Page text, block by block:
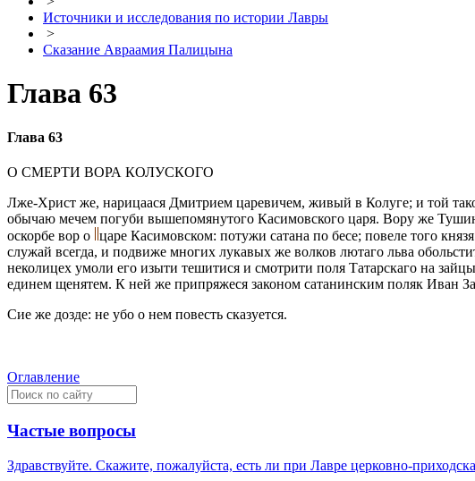
Источники и исследования по истории Лавры
>
Сказание Авраамия Палицына
Глава 63
Глава 63
О СМЕРТИ ВОРА КОЛУСКОГО
Лже-Христ же, нарицаася Дмитрием царевичем, живый в Колугe; и той
обычаю мечем погуби вышепомянутого Касимовского царя. Вору же
оскорбe вор о царe Касимовском: потужи сатана по бeсе; повелe того
служай всегда, и подвиже многих лукавых же волков лютаго льва
нeколицех умоли его изыти тeшитися и смотрити поля Татарскаго на
единeм щенятем. К ней же припряжеся законом сатанинским поляк Иван
Сие же доздe: не убо о нем повeсть сказуется.
Оглавление
Частые вопросы
Здравствуйте. Скажите, пожалуйста, есть ли при Лавре церковно-